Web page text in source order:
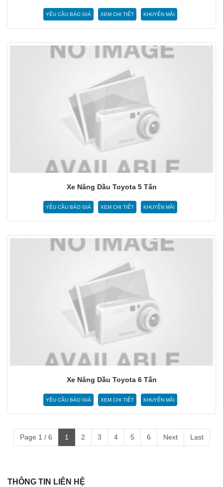
YÊU CẦU BÁO GIÁ XEM CHI TIẾT KHUYẾN MÃI
Xe Nâng Dầu Toyota 5 Tấn
YÊU CẦU BÁO GIÁ XEM CHI TIẾT KHUYẾN MÃI
Xe Nâng Dầu Toyota 6 Tấn
YÊU CẦU BÁO GIÁ XEM CHI TIẾT KHUYẾN MÃI
Page 1 / 6 1 2 3 4 5 6 Next Last
THÔNG TIN LIÊN HỆ